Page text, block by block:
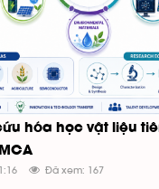
hóa học vật liệu
Đã xem: 167